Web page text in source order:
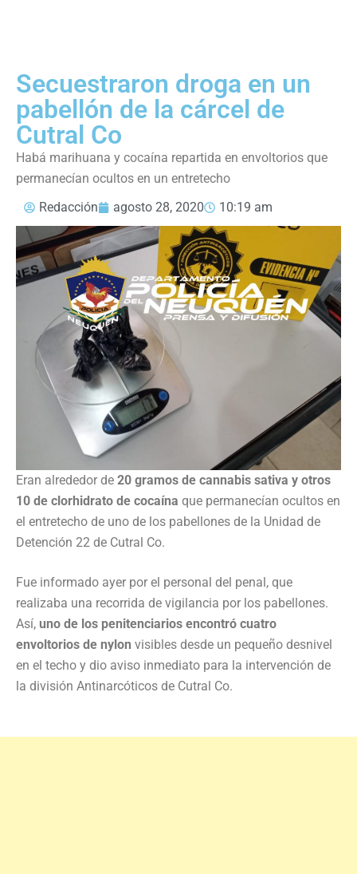
Secuestraron droga en un
pabellón de la cárcel de
Cutral Co
Habá marihuana y cocaína repartida en envoltorios que
permanecían ocultos en un entretecho
Redacción
agosto 28, 2020 10:19 am
Eran alrededor de 20 gramos de cannabis sativa y otros
10 de clorhidrato de cocaína que permanecían ocultos en
el entretecho de uno de los pabellones de la Unidad de
Detención 22 de Cutral Co.
Fue informado ayer por el personal del penal, que
realizaba una recorrida de vigilancia por los pabellones.
Así, uno de los penitenciarios encontró cuatro
envoltorios de nylon visibles desde un pequeño desnivel
en el techo y dio aviso inmediato para la intervención de
la división Antinarcóticos de Cutral Co.